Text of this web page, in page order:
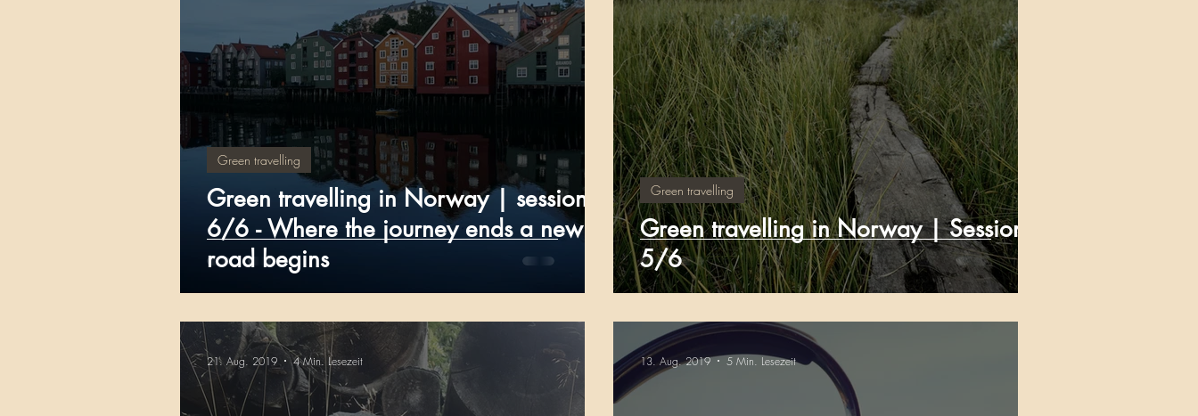
Green travelling in Norway | session
6/6 - Where the journey ends a new
road begins
Green travelling
Green travelling in Norway | Session
5/6
Green travelling
21. Aug. 2019 4 Min. Lesezeit 13. Aug. 2019 5 Min. Lesezeit